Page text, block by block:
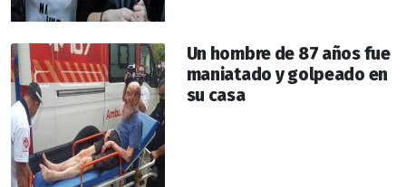
Un hombre de 87 años fue
maniatado y golpeado en
su casa